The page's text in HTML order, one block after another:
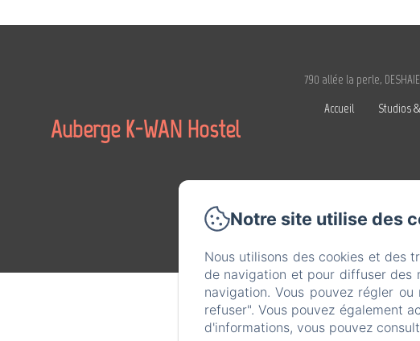
Auberge K-WAN Hostel
790 allée la perle,
Accueil
Studios
Notre site utilise des
Nous utilisons des cookies et des
de navigation et pour diffuser des
navigation. Vous pouvez régler
refuser". Vous pouvez également
d'informations, vous pouvez